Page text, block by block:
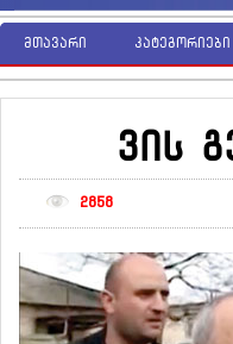
მთავარი კატეგორიები
ვის
2858